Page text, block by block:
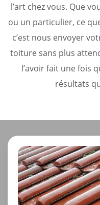
l’art chez vous. Que
ou un particulier, ce
c’est nous envoyer
toiture sans plus
l’avoir fait une fois
résultats